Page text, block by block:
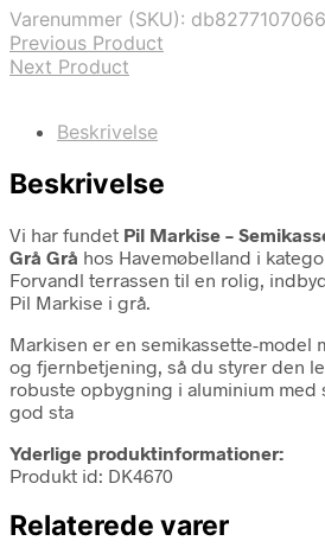
Varenummer (SKU): db8277107066
Previous Product
Next Product
Beskrivelse
Beskrivelse
Vi har fundet Pil Markise –
Grå Grå hos Havemøbelland i
Forvandl terrassen til en rolig,
Pil Markise i grå.
Markisen er en semikassette-model
og fjernbetjening, så du styrer den
robuste opbygning i aluminium
god sta
Yderlige produktinformationer:
Produkt id: DK4670
Relaterede varer